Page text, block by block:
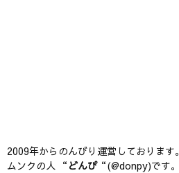
2009年からのんびり運営しております。
ムンクの人 “ どんぴ“(@donpy)です。